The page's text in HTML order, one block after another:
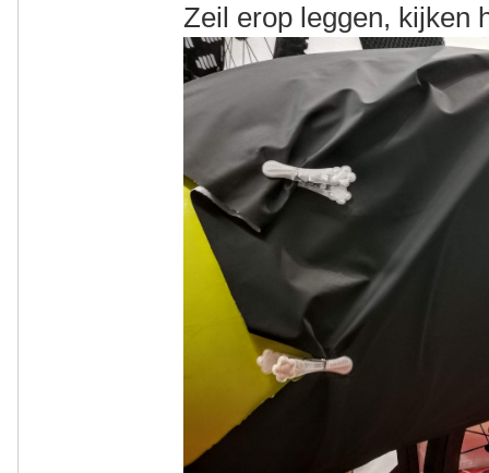
Zeil erop leggen, kijken